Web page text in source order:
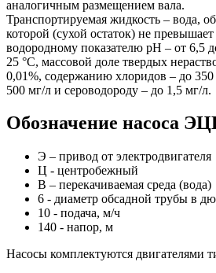
аналогичным размещением вала.
Транспортируемая жидкость – вода,
которой (сухой остаток) не
водородному показателю рН – от 6,5
25 °С, массовой доле твердых
0,01%, содержанию хлоридов – до 350
500 мг/л и сероводороду – до 1,5 мг/л.
Обозначение насоса
Э – привод от электродвигателя
Ц - центробежный
В – перекачиваемая среда (вода)
6 - диаметр обсадной трубы в
10 - подача, м/ч
140 - напор, м
Насосы комплектуются двигателями